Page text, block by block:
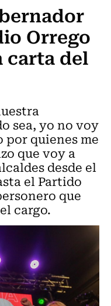
Orrego
carta del
sea, yo no voy
por quienes me
que voy a
desde el
el Partido
que
cargo.